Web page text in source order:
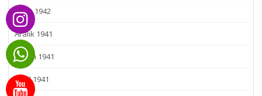
Ocak 1942
Aralık 1941
Kasım 1941
Eylül 1941